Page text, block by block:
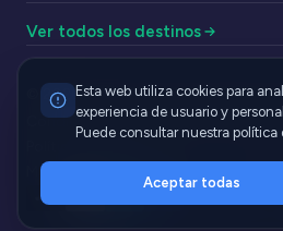
Ver todos los destinos
© 2026 Cabbik. Todos los derechos
Condiciones de servicio·Política de
Métodos de pago aceptados
Esta web utiliza cookies para
experiencia de usuario y
Puede consultar nuestra política
Aceptar todas